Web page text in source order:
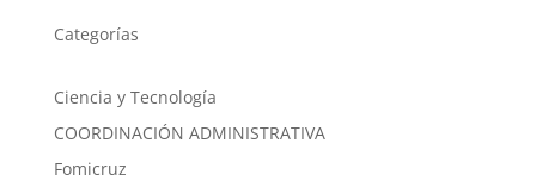
Categorías
Ciencia y Tecnología
COORDINACIÓN ADMINISTRATIVA
Fomicruz